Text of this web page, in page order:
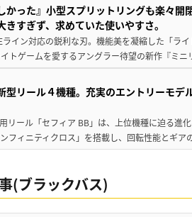
かった』小型スプリットリングも楽々
きすぎず、求めていた使いやすさ。
イン対応の鋭利な刃。機能美を凝縮した「ラ
トゲームを愛するアングラー待望の新作『ミ
型リール４機種。充実のエントリーモデ
リール「セフィア BB」は、上位機種に迫る進
フィニティクロス」を搭載し、回転性能とギ
(ブラックバス)